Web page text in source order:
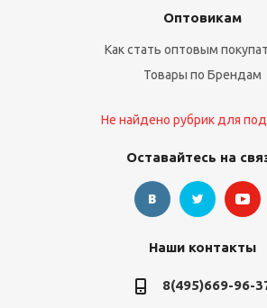
Оптовикам
Как стать оптовым
Товары по Брендам
Не найдено рубрик для
Оставайтесь на
Наши контакты
8(495)669-96-